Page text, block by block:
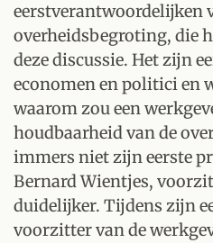
eerstverantwoordelijken
overheidsbegroting, die
deze discussie. Het zijn
economen en politici en
waarom zou een
houdbaarheid van de
immers niet zijn eerste
Bernard Wientjes,
duidelijker. Tijdens zijn
voorzitter van de